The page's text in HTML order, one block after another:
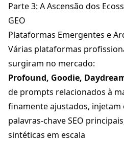
Parte 3: A Ascensão dos
GEO
Plataformas Emergentes e
Várias plataformas
surgiram no mercado:
Profound, Goodie,
de prompts relacionados à
finamente ajustados,
palavras-chave SEO
sintéticas em escala